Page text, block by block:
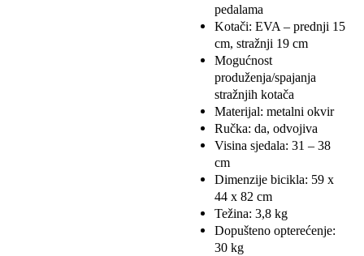
pedalama
Kotači: EVA – prednji 15
cm, stražnji 19 cm
Mogućnost
produženja/spajanja
stražnjih kotača
Materijal: metalni okvir
Ručka: da, odvojiva
Visina sjedala: 31 – 38
cm
Dimenzije bicikla: 59 x
44 x 82 cm
Težina: 3,8 kg
Dopušteno opterećenje:
30 kg